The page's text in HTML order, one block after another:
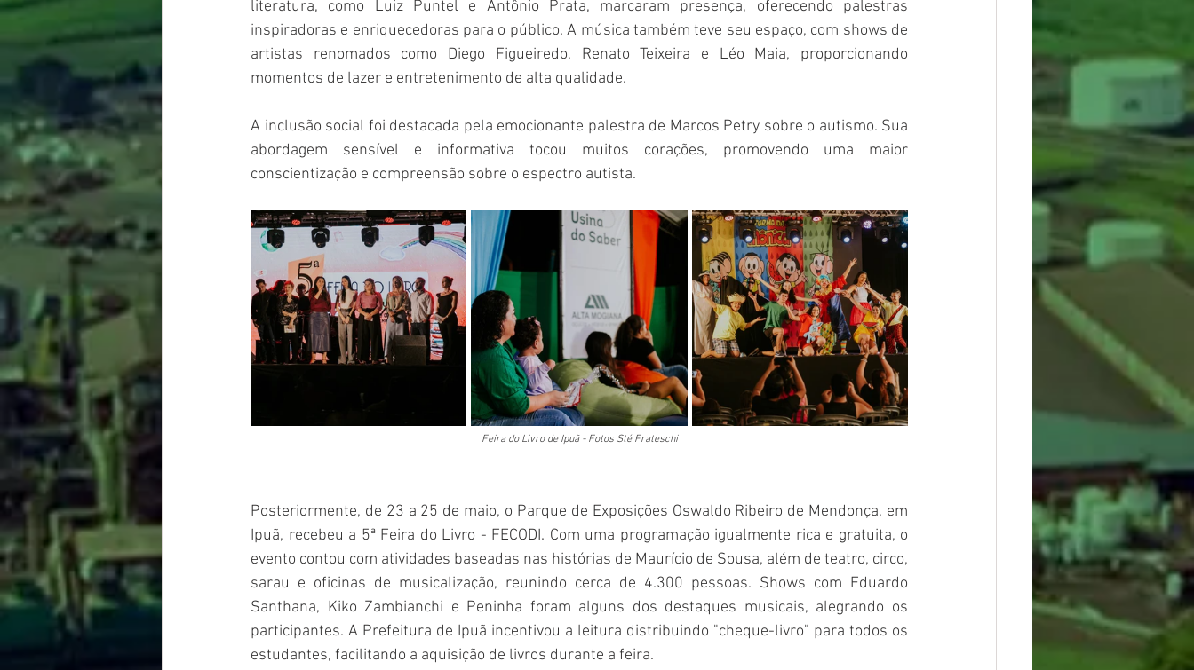
literatura, como Luiz Puntel e Antônio Prata, marcaram presença, oferecendo palestras
inspiradoras e enriquecedoras para o público. A música também teve seu espaço, com shows de
artistas renomados como Diego Figueiredo, Renato Teixeira e Léo Maia, proporcionando
momentos de lazer e entretenimento de alta qualidade.
A inclusão social foi destacada pela emocionante palestra de Marcos Petry sobre o autismo. Sua
abordagem sensível e informativa tocou muitos corações, promovendo uma maior
conscientização e compreensão sobre o espectro autista.
Feira do Livro de Ipuã - Fotos Sté Frateschi
Posteriormente, de 23 a 25 de maio, o Parque de Exposições Oswaldo Ribeiro de Mendonça, em
Ipuã, recebeu a 5ª Feira do Livro - FECODI. Com uma programação igualmente rica e gratuita, o
evento contou com atividades baseadas nas histórias de Maurício de Sousa, além de teatro, circo,
sarau e oficinas de musicalização, reunindo cerca de 4.300 pessoas. Shows com Eduardo
Santhana, Kiko Zambianchi e Peninha foram alguns dos destaques musicais, alegrando os
participantes. A Prefeitura de Ipuã incentivou a leitura distribuindo "cheque-livro" para todos os
estudantes, facilitando a aquisição de livros durante a feira.